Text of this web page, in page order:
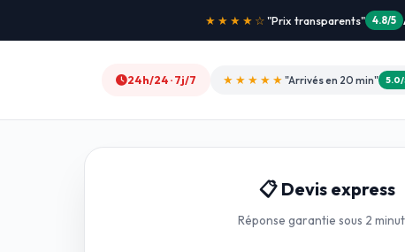
★★★★★"Je recommande !" 4.9/5
24h/24 · 7j/7 ★★★★☆"Devis gratuit"
📋 Devis express
Réponse garantie sous 2